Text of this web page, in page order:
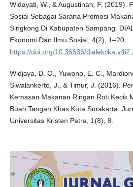
Widayati, W., & Augustinah, F. (2019).
Sosial Sebagai Sarana Promosi
Singkong Di Kabupaten Sampang.
Ekonomi Dan Ilmu Sosial, 4(2), 1–20.
https://doi.org/10.36636/
Widjaya, D. O., Yuwono, E. C.,
Siwalankerto, J., & Timur, J. (2016).
Kemasan Makanan Ringan Roti Kecik
Buah Tangan Khas Kota Surakarta.
Universitas Kristen Petra, 1(8), 8.